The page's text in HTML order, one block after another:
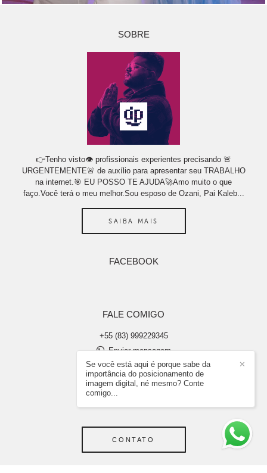
SOBRE
👉Tenho visto👁 profissionais experientes precisando 🚨
URGENTEMENTE🚨 de auxílio para apresentar seu TRABALHO
na internet.🎯 EU POSSO TE AJUDA🚀Amo muito o que
faço.Você terá o meu melhor.Sou esposo de Ozani, Pai Kaleb...
SAIBA MAIS
FACEBOOK
FALE COMIGO
+55 (83) 999229345
Enviar mensagem
abraaosilvaimagens@gmail.com
João Pessoa / PB
CONTATO
✕
Se você está aqui é porque sabe da
importância do posicionamento de
imagem digital, né mesmo? Conte
comigo...